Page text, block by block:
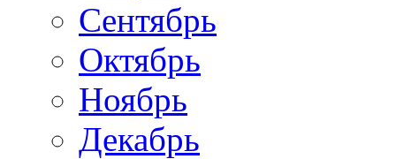
Сентябрь
Октябрь
Ноябрь
Декабрь